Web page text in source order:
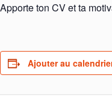
Apporte ton CV et ta
Ajouter au